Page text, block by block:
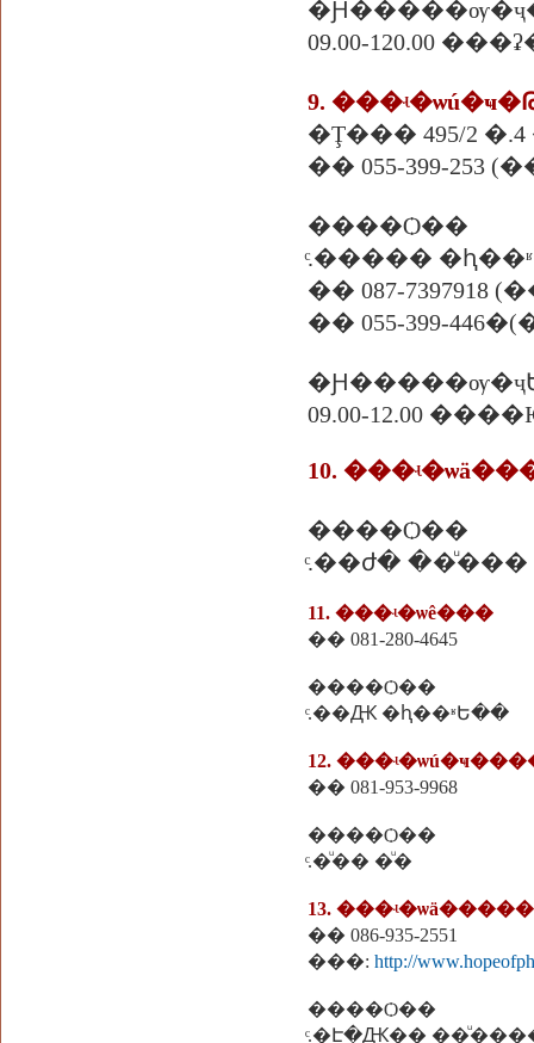
09.00-120.00
9.
�Ţ��� 495/2
�� 055-399-253
����Ѻ��
ͨ.�����
�� 087-7397918
�� 055-399-446
09.00-12.00
10.
����Ѻ��
ͨ.��ժ� ��ͧ���
11. ���ʵ�ѡê���
�� 081-280-4645
����Ѻ��
ͨ.��Ԫ �ԧ��ʶԵ��
12.
�� 081-953-9968
����Ѻ��
ͨ.�ͧ�� �ͧ�
13.
�� 086-935-2551
���: http://
����Ѻ��